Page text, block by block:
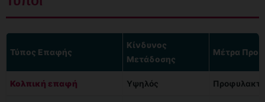
Τύπος Επαφής
Κίνδυνος
Μετάδοσης
Μέτρα
Κολπική επαφή Υψηλός